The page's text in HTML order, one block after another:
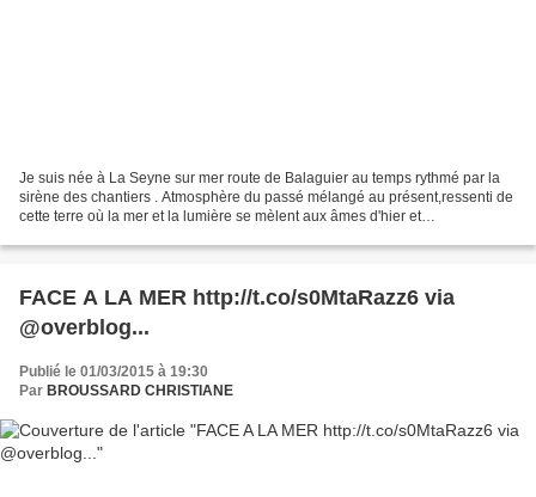
Je suis née à La Seyne sur mer route de Balaguier au temps rythmé par la
sirène des chantiers . Atmosphère du passé mélangé au présent,ressenti de
cette terre où la mer et la lumière se mèlent aux âmes d'hier et
FACE A LA MER http://t.co/s0MtaRazz6 via
@overblog...
Publié le 01/03/2015 à 19:30
Par BROUSSARD CHRISTIANE